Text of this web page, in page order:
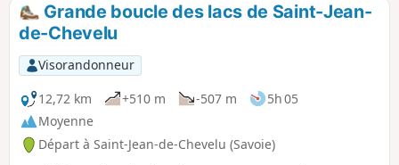
Grande boucle des lacs de Saint-Jean-
de-Chevelu
Visorandonneur
12,72 km
+510 m -507 m
5h 05
Moyenne
Départ à Saint-Jean-de-Chevelu (Savoie)